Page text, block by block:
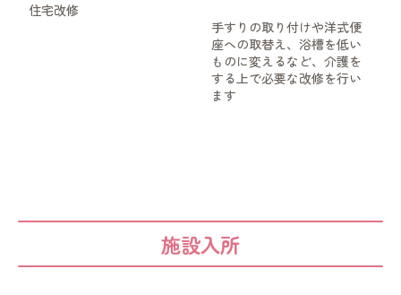
住宅改修
手すりの取り付けや洋式便
座への取替え、浴槽を低い
ものに変えるなど、介護を
する上で必要な改修を行い
ます
施設入所